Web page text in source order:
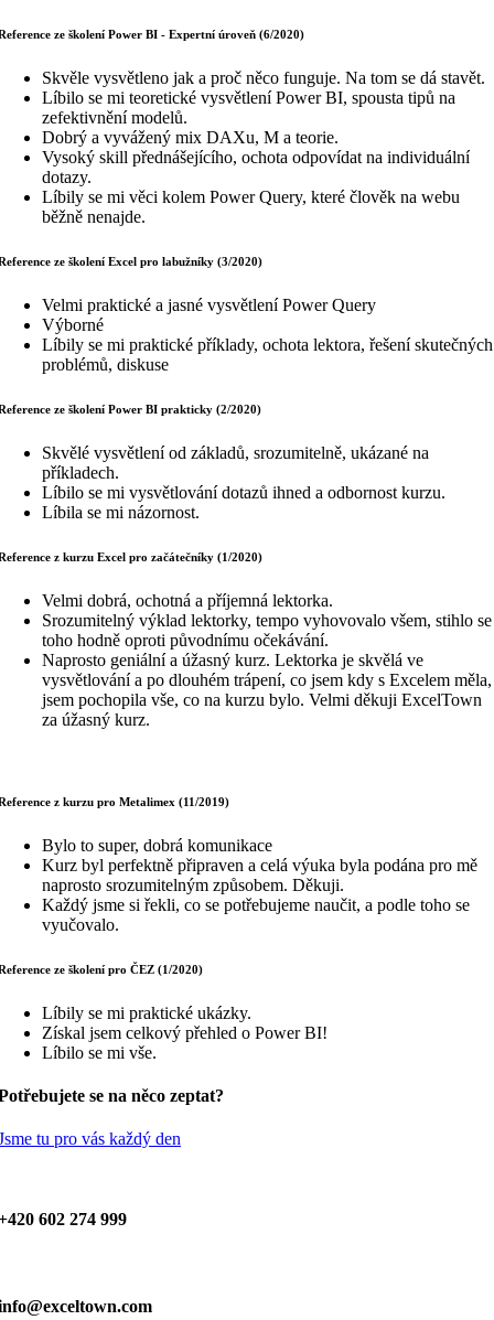
ze školení Power BI - Expertní úroveň (6/2020)
Skvěle vysvětleno jak a proč něco funguje. Na tom se dá stavět.
Líbilo se mi teoretické vysvětlení Power BI, spousta tipů na
zefektivnění modelů.
Dobrý a vyvážený mix DAXu, M a teorie.
Vysoký skill přednášejícího, ochota odpovídat na individuální
dotazy.
Líbily se mi věci kolem Power Query, které člověk na webu
běžně nenajde.
ze školení Excel pro labužníky (3/2020)
Velmi praktické a jasné vysvětlení Power Query
Výborné
Líbily se mi praktické příklady, ochota lektora, řešení skutečných
problémů, diskuse
ze školení Power BI prakticky (2/2020)
Skvělé vysvětlení od základů, srozumitelně, ukázané na
příkladech.
Líbilo se mi vysvětlování dotazů ihned a odbornost kurzu.
Líbila se mi názornost.
z kurzu Excel pro začátečníky (1/2020)
Velmi dobrá, ochotná a příjemná lektorka.
Srozumitelný výklad lektorky, tempo vyhovovalo všem, stihlo se
toho hodně oproti původnímu očekávání.
Naprosto geniální a úžasný kurz. Lektorka je skvělá ve
vysvětlování a po dlouhém trápení, co jsem kdy s Excelem měla,
jsem pochopila vše, co na kurzu bylo. Velmi děkuji ExcelTown
za úžasný kurz.
z kurzu pro Metalimex (11/2019)
Bylo to super, dobrá komunikace
Kurz byl perfektně připraven a celá výuka byla podána pro mě
naprosto srozumitelným způsobem. Děkuji.
Každý jsme si řekli, co se potřebujeme naučit, a podle toho se
vyučovalo.
ze školení pro ČEZ (1/2020)
Líbily se mi praktické ukázky.
Získal jsem celkový přehled o Power BI!
Líbilo se mi vše.
se na něco zeptat?
tu pro vás každý den
602 274 999